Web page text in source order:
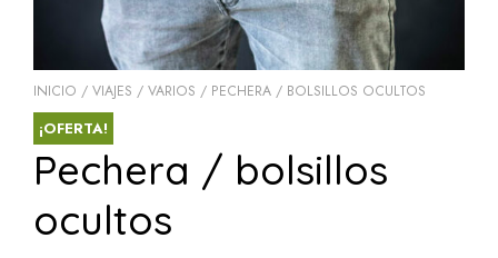
INICIO / VIAJES / VARIOS / PECHERA / BOLSILLOS OCULTOS
¡OFERTA!
Pechera / bolsillos
ocultos